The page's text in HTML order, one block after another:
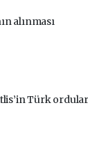
alınması
Türk